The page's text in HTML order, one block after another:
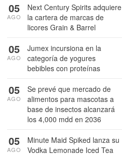
Next Century Spirits adquiere
la cartera de marcas de
licores Grain & Barrel
05
AGO
Jumex incursiona en la
categoría de yogures
bebibles con proteínas
05
AGO
Se prevé que mercado de
alimentos para mascotas a
base de insectos alcanzará
los 4,000 mdd en 2036
05
AGO
Minute Maid Spiked lanza su
Vodka Lemonade Iced Tea
05
AGO